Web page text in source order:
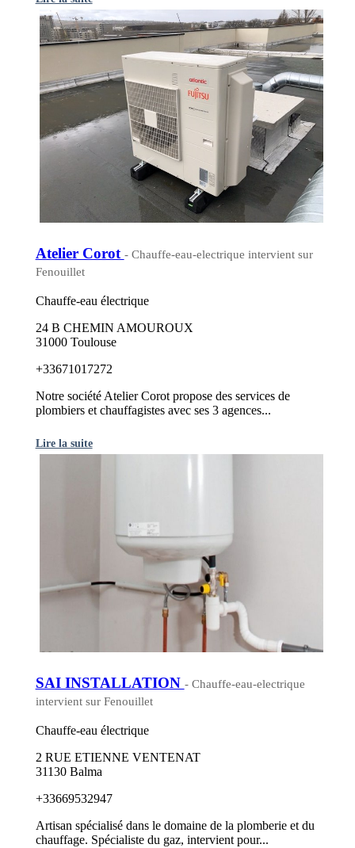
Atelier Corot - Chauffe-eau-electrique intervient sur
Fenouillet
Chauffe-eau électrique
24 B CHEMIN AMOUROUX
31000 Toulouse
+33671017272
Notre société Atelier Corot propose des services de
plombiers et chauffagistes avec ses 3 agences...
Lire la suite
SAI INSTALLATION - Chauffe-eau-electrique
intervient sur Fenouillet
Chauffe-eau électrique
2 RUE ETIENNE VENTENAT
31130 Balma
+33669532947
Artisan spécialisé dans le domaine de la plomberie et du
chauffage. Spécialiste du gaz, intervient pour...